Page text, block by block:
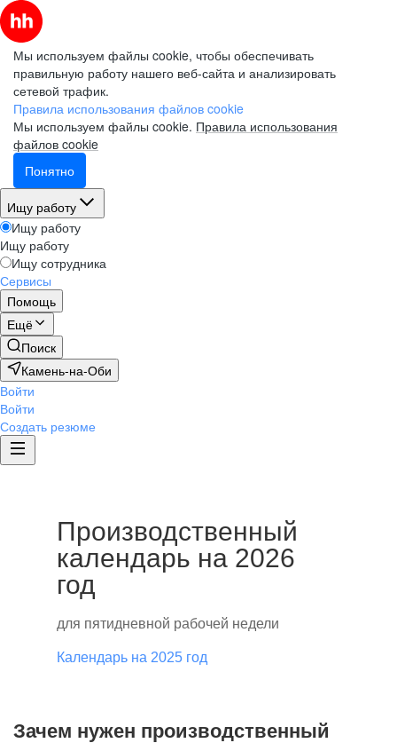
Мы используем файлы cookie, чтобы обеспечивать
правильную работу нашего веб-сайта и анализировать
сетевой трафик.
Правила использования файлов cookie
Мы используем файлы cookie. Правила использования
файлов cookie
Понятно
Ищу работу
Ищу работу
Ищу работу
Ищу сотрудника
Сервисы
Помощь
Ещё
Поиск
Камень-на-Оби
Войти
Войти
Создать резюме
Производственный
календарь на 2026
год
для пятидневной рабочей недели
Календарь на 2025 год
Зачем нужен производственный